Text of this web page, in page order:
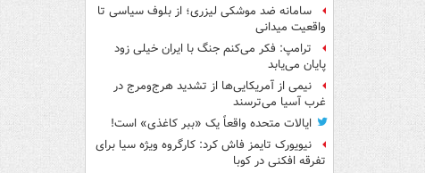
سامانه ضد موشکی لیزری؛ از بلوف سیاسی تا
واقعیت میدانی
ترامپ: فکر می‌کنم جنگ با ایران خیلی زود
پایان می‌یابد
نیمی از آمریکایی‌ها از تشدید هرج‌ومرج در
غرب آسیا می‌ترسند
ایالات متحده واقعاً یک «ببر کاغذی» است!
نیویورک تایمز فاش کرد: کارگروه ویژه سیا برای
تفرقه افکنی در کوبا